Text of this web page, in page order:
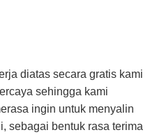
diatas secara gratis kami
sehingga kami
ingin untuk menyalin
sebagai bentuk rasa terima